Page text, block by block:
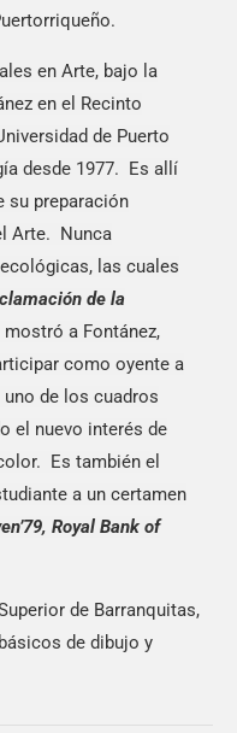
en Arte, bajo la
en el Recinto
de Puerto
desde 1977. Es allí
su preparación
Arte. Nunca
las cuales
de la
a Fontánez,
como oyente a
uno de los cuadros
el nuevo interés de
Es también el
a un certamen
Royal Bank of
de Barranquitas,
de dibujo y